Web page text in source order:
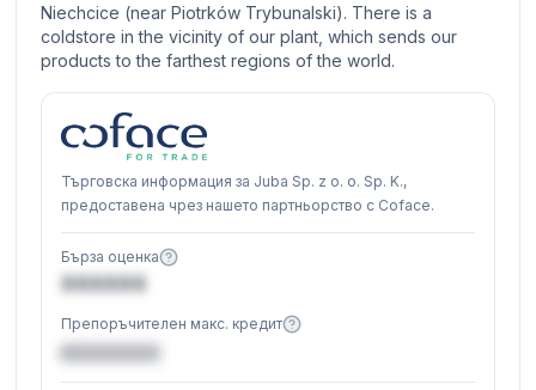
Niechcice (near Piotrków Trybunalski). There is a
coldstore in the vicinity of our plant, which sends our
products to the farthest regions of the world.
Търговска информация за Juba Sp. z o. o. Sp. K.,
предоставена чрез нашето партньорство с Coface.
Бърза оценка
XXXXXX
Препоръчителен макс. кредит
€XXXXXX